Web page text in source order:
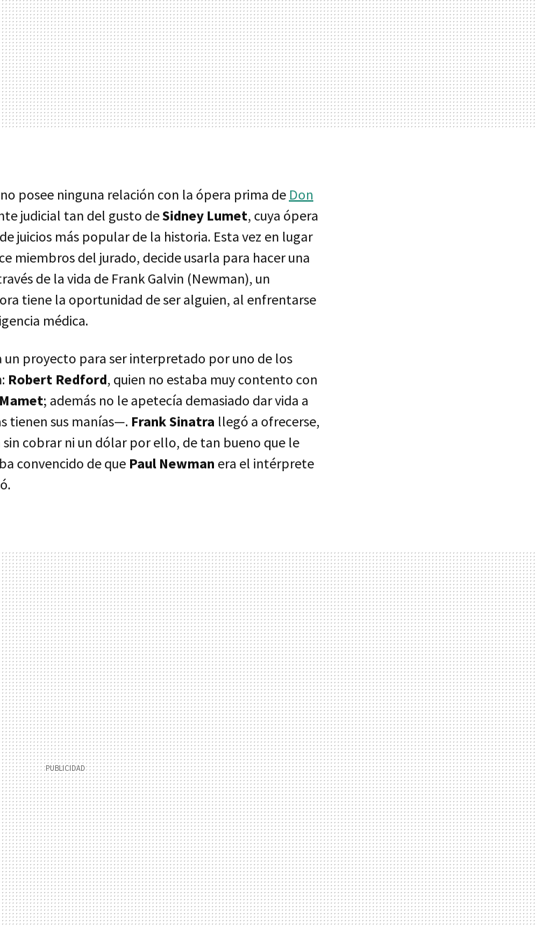
posee ninguna relación con la ópera prima de Don
judicial tan del gusto deSidney Lumet, cuya ópera
juicios más popular de la historia. Esta vez en lugar
miembros del jurado, decide usarla para hacer una
de la vida de Frank Galvin (Newman), un
tiene la oportunidad de ser alguien, al enfrentarse
médica.
un proyecto para ser interpretado por uno de los
Robert Redford, quien no estaba muy contento con
; además no le apetecía demasiado dar vida a
tienen sus manías—. Frank Sinatra llegó a ofrecerse,
cobrar ni un dólar por ello, de tan bueno que le
convencido de que Paul Newman era el intérprete